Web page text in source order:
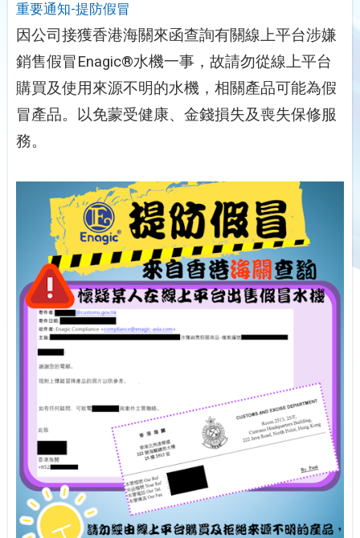
重要通知-提防假冒
因公司接獲香港海關來函查詢有關線上平台涉嫌
銷售假冒Enagic®水機一事，故請勿從線上平台
購買及使用來源不明的水機，相關產品可能為假
冒產品。以免蒙受健康、金錢損失及喪失保修服
務。